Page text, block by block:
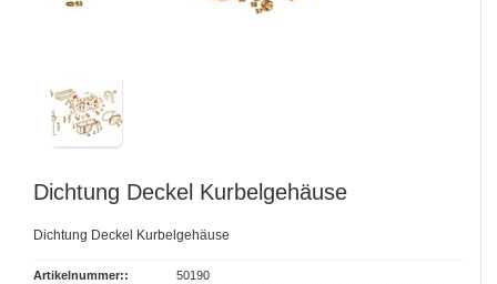
Dichtung Deckel Kurbelgehäuse
Dichtung Deckel Kurbelgehäuse
Artikelnummer::
50190